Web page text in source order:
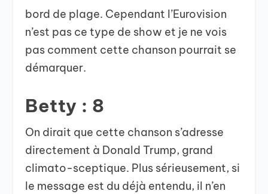
bord de plage. Cependant l’Eurovision
n’est pas ce type de show et je ne vois
pas comment cette chanson pourrait se
démarquer.
Betty : 8
On dirait que cette chanson s’adresse
directement à Donald Trump, grand
climato-sceptique. Plus sérieusement, si
le message est du déjà entendu, il n’en